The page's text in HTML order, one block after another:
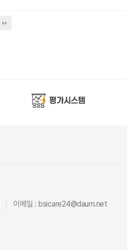
이메일 : bsicare24@daum.net